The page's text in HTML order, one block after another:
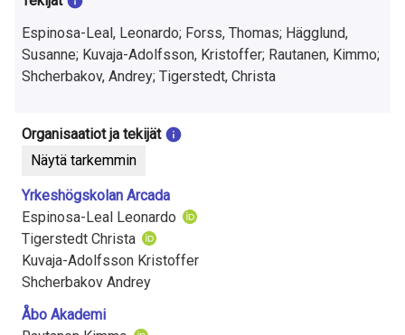
i
m
u
k
s
e
s
t
a
Espinosa-Leal, Leonardo; Forss, Thomas; Hägglund,
Susanne; Kuvaja-Adolfsson, Kristoffer; Rautanen, Kimmo;
Shcherbakov, Andrey; Tigerstedt, Christa
Organisaatiot ja tekijät
Näytä tarkemmin
Yrkeshögskolan Arcada
Espinosa-Leal Leonardo
Tigerstedt Christa
Kuvaja-Adolfsson Kristoffer
Shcherbakov Andrey
Åbo Akademi